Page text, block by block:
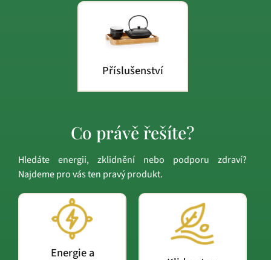
Příslušenství
Co právě řešíte?
Hledáte energii, zklidnění nebo podporu zdraví?
Najdeme pro vás ten pravý produkt.
Energie a